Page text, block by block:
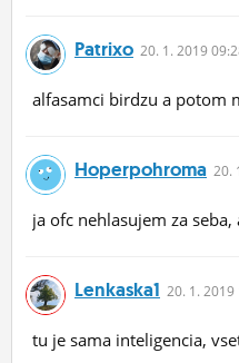
Patrixo 20. 1. 2019
alfasamci birdzu a potom
Hoperpohroma 20.
ja ofc nehlasujem za
Lenkaska1 20. 1. 2019
tu je sama inteligencia,